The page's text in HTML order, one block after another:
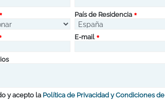
País de Residencia
E-mail
y acepto la Política de Privacidad y Condiciones de